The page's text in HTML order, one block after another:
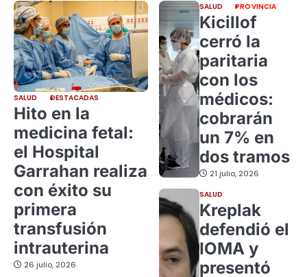
SALUD DESTACADAS
Hito en la
medicina fetal:
el Hospital
Garrahan realiza
con éxito su
primera
transfusión
intrauterina
26 julio, 2026
SALUD PROVINCIA
Kicillof
cerró la
paritaria
con los
médicos:
cobrarán
un 7% en
dos tramos
21 julio, 2026
SALUD
Kreplak
defendió el
IOMA y
presentó